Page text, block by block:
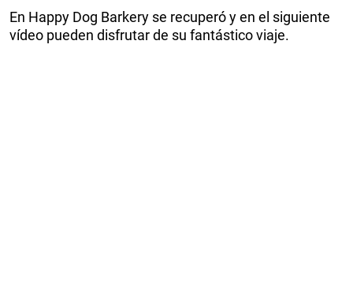
En Happy Dog Barkery se recuperó y en el siguiente
vídeo pueden disfrutar de su fantástico viaje.